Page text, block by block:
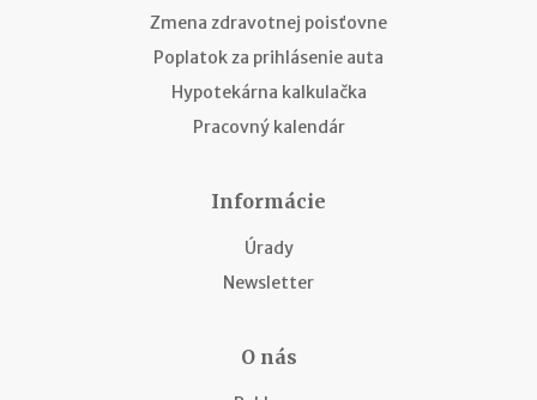
Zmena zdravotnej poisťovne
Poplatok za prihlásenie auta
Hypotekárna kalkulačka
Pracovný kalendár
Informácie
Úrady
Newsletter
O nás